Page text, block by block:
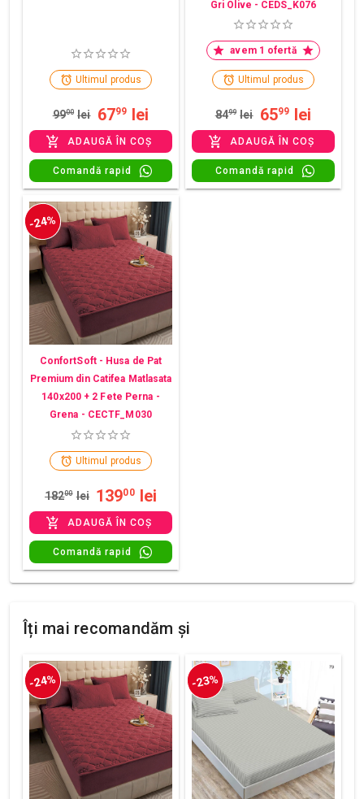
Ultimul produs
9900 lei 6799 lei
ADAUGĂ ÎN COȘ
Comandă rapid
Gri Olive - CEDS_K076
avem 1 ofertă
Ultimul produs
8499 lei 6599 lei
ADAUGĂ ÎN COȘ
Comandă rapid
-24%
ConfortSoft - Husa de Pat
Premium din Catifea Matlasata
140x200 + 2 Fete Perna -
Grena - CECTF_M030
Ultimul produs
18200 lei 13900 lei
ADAUGĂ ÎN COȘ
Comandă rapid
Îți mai recomandăm și
-24% -23%